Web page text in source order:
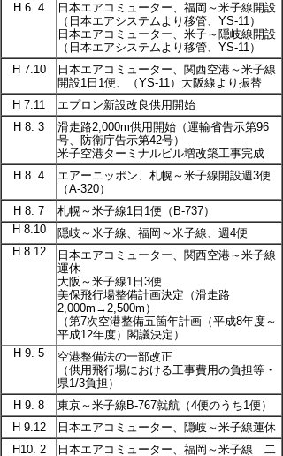
H 6. 4
日本エアコミューター、福岡～米子線開設
（日本エアシステムより移管、YS-11）
日本エアコミューター、米子～隠岐線開設
（日本エアシステムより移管、YS-11）
H 7.10
日本エアコミューター、関西空港～米子線
開設1日1便、（YS-11）大阪線より振替
H 7.11
エプロン新設改良供用開始
H 8. 3
滑走路2,000m供用開始（運輸省告示第96
号、防衛庁告示第42号）
米子空港ターミナルビル増改築工事完成
H 8. 4
エアーニッポン、札幌～米子線開設週3便
（A-320）
H 8. 7
札幌～米子線1日1便（B-737）
H 8.10
隠岐～米子線、福岡～米子線、週4便
H 8.12
日本エアコミューター、関西空港～米子線
運休
大阪～米子線1日3便
美保飛行場整備計画決定（滑走路
2,000m→2,500m）
（第7次空港整備五箇年計画（平成8年度～
平成12年度）閣議決定）
H 9. 5
空港整備法の一部改正
（供用飛行場における工事費用の負担等・
県1/3負担）
H 9. 8
東京～米子線B-767就航（4便のうち1便）
H 9.12
日本エアコミューター、隠岐～米子線運休
H10. 2
日本エアコミューター、福岡～米子線 二